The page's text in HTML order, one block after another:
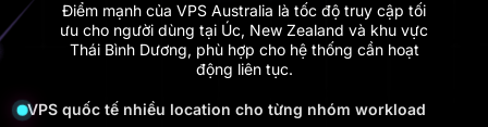
Điểm mạnh của VPS Australia là tốc độ truy cập tối
ưu cho người dùng tại Úc, New Zealand và khu vực
Thái Bình Dương, phù hợp cho hệ thống cần hoạt
động liên tục.
VPS quốc tế nhiều location cho từng nhóm workload